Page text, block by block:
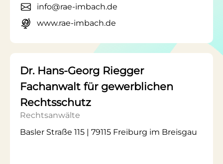
info@rae-imbach.de
www.rae-imbach.de
Dr. Hans-Georg Riegger
Fachanwalt für gewerblichen
Rechtsschutz
Rechtsanwälte
Basler Straße 115 | 79115 Freiburg im Breisgau